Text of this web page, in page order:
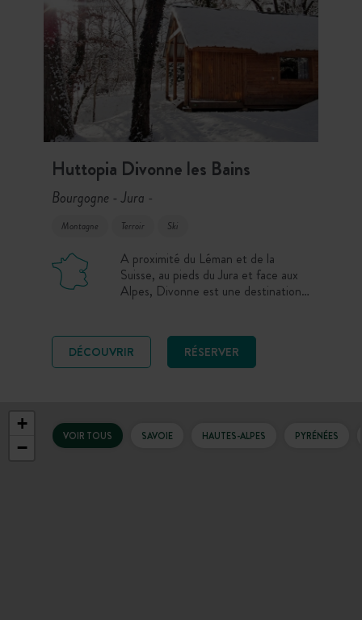
Huttopia Divonne les Bains
Bourgogne - Jura -
Montagne Terroir Ski
A proximité du Léman et de la
Suisse, au pieds du Jura et face aux
Alpes, Divonne est une destination
DÉCOUVRIR RÉSERVER
VOIR TOUS SAVOIE HAUTES-ALPES PYRÉNÉES
+
−